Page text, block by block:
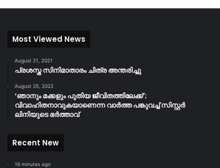
Most Viewed News
August 21, 2021
പ്രശസ്ത സിനിമാതാരം ചിത്ര അന്തരിച്ചു
August 25, 2022
‘ഞാനും മക്കളും പുതിയ ജീവിതത്തിലേക്ക്’;
വിവാഹിതനാവുകയാണെന്ന വാർത്ത പങ്കുവച്ച് സിസ്റ്റർ
ലിനിയുടെ ഭർത്താവ്
Recent New
16 minutes ago